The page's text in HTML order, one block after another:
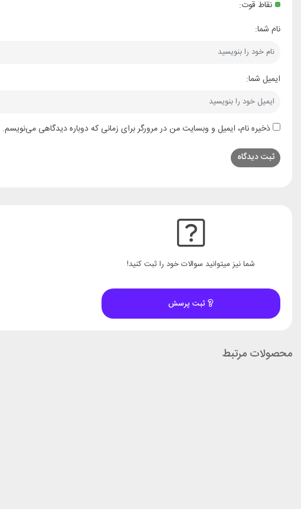
نقاط قوت:
نام شما:
ایمیل شما:
ذخیره نام، ایمیل و وبسایت من در مرورگر برای زمانی که دوباره دیدگاهی می‌نویسم.
شما نیز میتوانید سوالات خود را ثبت کنید!
ثبت پرسش
محصولات مرتبط